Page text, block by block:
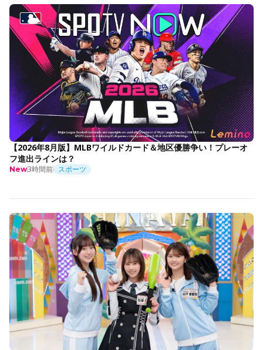
【2026年8月版】MLBワイルドカード＆地区優勝争い！プレーオ
フ進出ラインは？
New3時間前 スポーツ